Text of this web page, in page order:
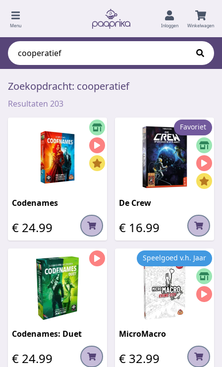
Menu Inloggen Winkelwagen
Zoekopdracht: cooperatief
Resultaten 203
Codenames
€ 24.99
Favoriet
De Crew
€ 16.99
Codenames: Duet
€ 24.99
Speelgoed v.h. Jaar
MicroMacro
€ 32.99